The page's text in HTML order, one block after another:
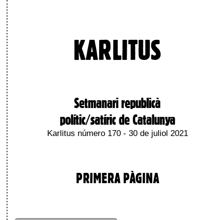
KARLITUS
Setmanari republicà
polític/satíric de Catalunya
Karlitus número 170 - 30 de juliol 2021
PRIMERA PÀGINA